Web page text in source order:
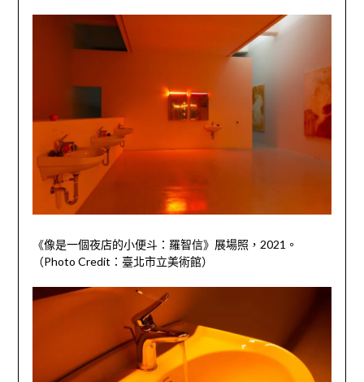
《像是一個夜店的小便斗：羅智信》展場照，2021。
（Photo Credit：臺北市立美術館）